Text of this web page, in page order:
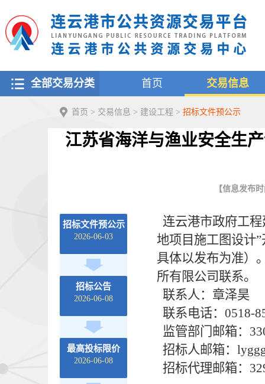
全部交易分类 首页 交易信息
首页 > 交易信息 > 建设工程 > 招标文件预公示
江苏省海洋与渔业安全生
【信息发布
招标文件预公示
2026-06-03
招标公告
2026-06-08
最高投标限价
2026-06-08
连云港市政府工
地项目施工图设计
具体以发布为准）
所有限公司联系。
联系人：章泽昊
联系电话：0518-
监管部门邮箱：
招标人邮箱：
招标代理邮箱：